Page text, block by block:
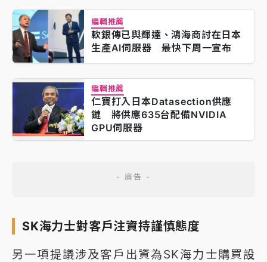
編輯推薦
軟銀傳已與輝達、鴻海商討在日本
生產AI伺服器 最快下周一宣布
編輯推薦
仁寶打入日本Datasection供應
鏈 將供應635台配備NVIDIA
GPU伺服器
SK海力士對客戶注資持謹慎態度
另一項提議涉及客戶出資為SK海力士購買設